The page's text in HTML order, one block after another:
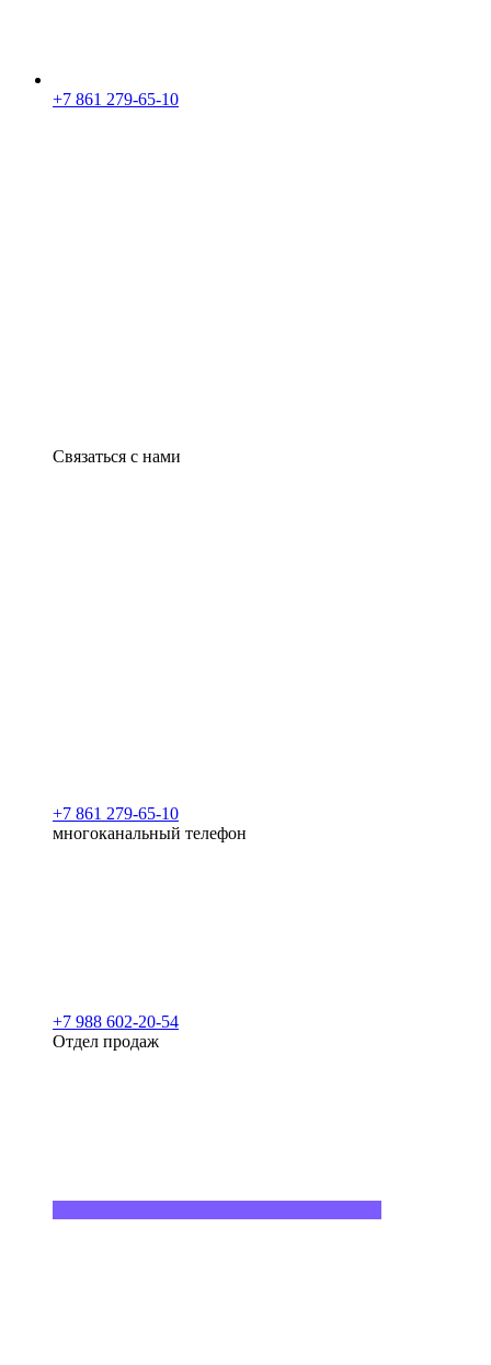
+7 861 279-65-10
Связаться с нами
+7 861 279-65-10
многоканальный телефон
+7 988 602-20-54
Отдел продаж